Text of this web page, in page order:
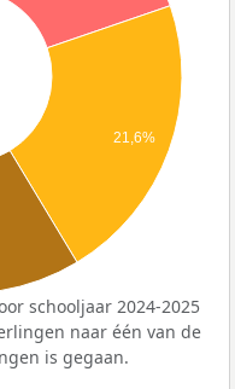
21,6%
schooljaar 2024-2025
naar één van de
is gegaan.